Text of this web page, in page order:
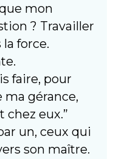
mon
? Travailler
la force.
faire, pour
ma gérance,
chez eux.”
un, ceux qui
son maître.